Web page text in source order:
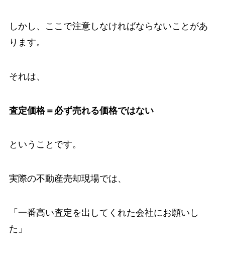
しかし、ここで注意しなければならないことがあ
ります。
それは、
査定価格＝必ず売れる価格ではない
ということです。
実際の不動産売却現場では、
「一番高い査定を出してくれた会社にお願いし
た」